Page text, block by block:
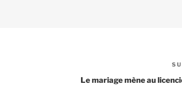
Le mariage mène au